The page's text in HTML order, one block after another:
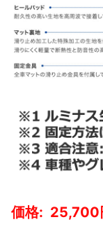
25,700